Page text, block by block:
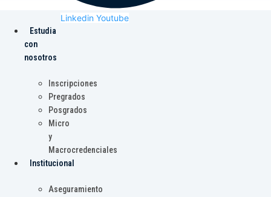
Linkedin Youtube
Estudia
con
nosotros
Inscripciones
Pregrados
Posgrados
Micro
y
Macrocredenciales
Institucional
Aseguramiento